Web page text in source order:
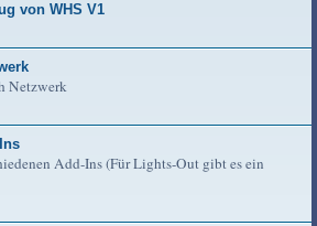
von WHS V1
Netzwerk
Add-Ins (Für Lights-Out gibt es ein